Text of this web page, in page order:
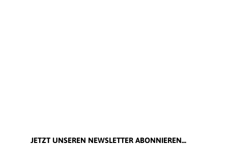
JETZT UNSEREN NEWSLETTER ABONNIEREN...